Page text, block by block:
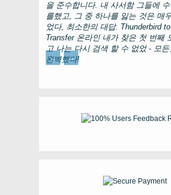
을 준수합니다. 내 사서함 그들에
를했고, 그 중 하나를 잃는 것은 매
었다, 최소한의 대답. Thunderbird
Transfer온라인 내가 찾은 첫 번째
고 나는 다시 검색 할 수 없었 - 모
완벽했다!
← →